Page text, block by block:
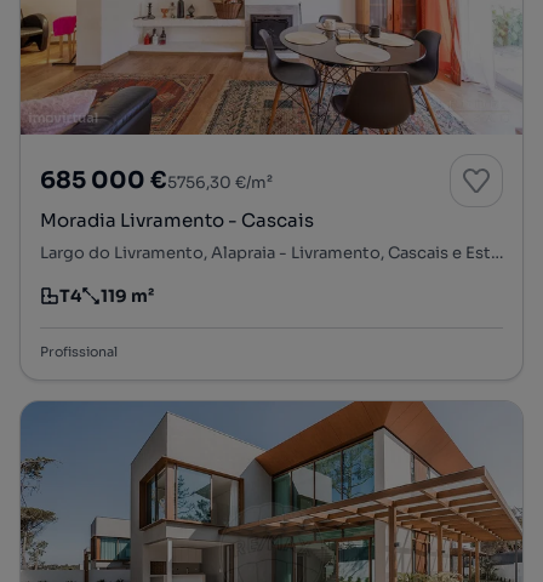
685 000 €5756,30 €/m²
Moradia Livramento - Cascais
Largo do Livramento, Alapraia - Livramento, Cascais e Estoril, Cascais, Lisboa
Tipologia
T4
Preço por metro quadrado
119 m²
Profissional